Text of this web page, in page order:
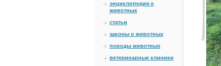
энциклопедия о
животных
статьи
законы о животных
породы животных
ветеринарные клиники